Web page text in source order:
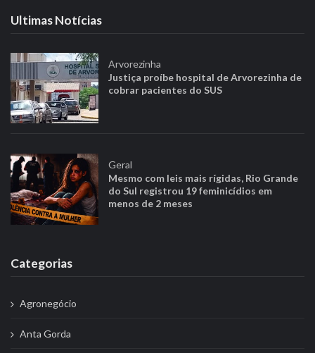
Ultimas Notícias
Arvorezinha
Justiça proíbe hospital de Arvorezinha de
cobrar pacientes do SUS
Geral
Mesmo com leis mais rígidas, Rio Grande
do Sul registrou 19 feminicídios em
menos de 2 meses
Categorias
Agronegócio
Anta Gorda